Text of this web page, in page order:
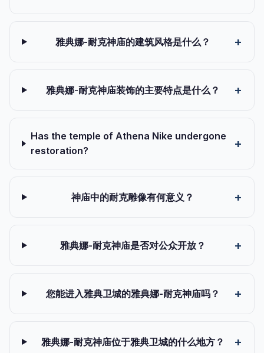
雅典娜-耐克神庙的建筑风格是什么？
雅典娜-耐克神庙装饰的主要特点是什么？
Has the temple of Athena Nike undergone
restoration?
神庙中的耐克雕像有何意义？
雅典娜-耐克神庙是否对公众开放？
您能进入雅典卫城的雅典娜-耐克神庙吗？
雅典娜-耐克神庙位于雅典卫城的什么地方？